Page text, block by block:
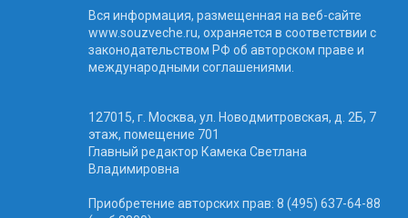
Вся информация, размещенная на веб-сайте
www.souzveche.ru, охраняется в соответствии с
законодательством РФ об авторском праве и
международными соглашениями.
127015, г. Москва, ул. Новодмитровская, д. 2Б, 7
этаж, помещение 701
Главный редактор Камека Светлана
Владимировна
Приобретение авторских прав: 8 (495) 637-64-88